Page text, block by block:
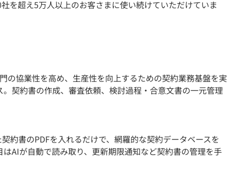
を超え5万人以上のお客さまに使い続けていただけていま
の協業性を高め、生産性を向上するための契約業務基盤を実
契約書の作成、審査依頼、検討過程・合意文書の一元管理
約書のPDFを入れるだけで、網羅的な契約データベースを
AIが自動で読み取り、更新期限通知など契約書の管理を手